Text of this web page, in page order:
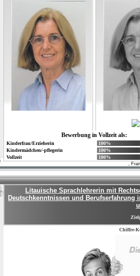
Bewerbung in Vollzeit als:
Kinderfrau/Erzieherin
100%
Kindermädchen/-pflegerin
100%
Vollzeit
100%
,
Litauische Sprachlehrerin mit
Deutschkenntnissen und
Chiffre-